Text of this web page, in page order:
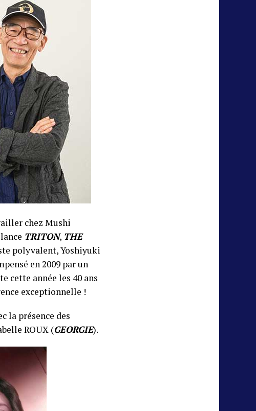
chez Mushi
TRITON, THE
polyvalent, Yoshiyuki
en 2009 par un
cette année les 40 ans
exceptionnelle !
la présence des
ROUX (GEORGIE).